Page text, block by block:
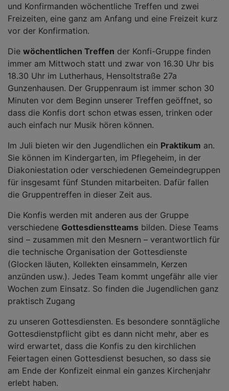
und Konfirmanden wöchentliche Treffen und zwei
Freizeiten, eine ganz am Anfang und eine Freizeit kurz
vor der Konfirmation.
Die wöchentlichen Treffen der Konfi-Gruppe finden
immer am Mittwoch statt und zwar von 16.30 Uhr bis
18.30 Uhr im Lutherhaus, Hensoltstraße 27a
Gunzenhausen. Der Gruppenraum ist immer schon 30
Minuten vor dem Beginn unserer Treffen geöffnet, so
dass die Konfis dort schon etwas essen, trinken oder
auch einfach nur Musik hören können.
Im Juli bieten wir den Jugendlichen ein Praktikum an.
Sie können im Kindergarten, im Pflegeheim, in der
Diakoniestation oder verschiedenen Gemeindegruppen
für insgesamt fünf Stunden mitarbeiten. Dafür fallen
die Gruppentreffen in dieser Zeit aus.
Die Konfis werden mit anderen aus der Gruppe
verschiedene Gottesdienstteams bilden. Diese Teams
sind – zusammen mit den Mesnern – verantwortlich für
die technische Organisation der Gottesdienste
(Glocken läuten, Kollekten einsammeln, Kerzen
anzünden usw.). Jedes Team kommt ungefähr alle vier
Wochen zum Einsatz. So finden die Jugendlichen ganz
praktisch Zugang
zu unseren Gottesdiensten. Es besondere sonntägliche
Gottesdienstpflicht gibt es dann nicht mehr, aber es
wird erwartet, dass die Konfis zu den kirchlichen
Feiertagen einen Gottesdienst besuchen, so dass sie
am Ende der Konfizeit einmal ein ganzes Kirchenjahr
erlebt haben.